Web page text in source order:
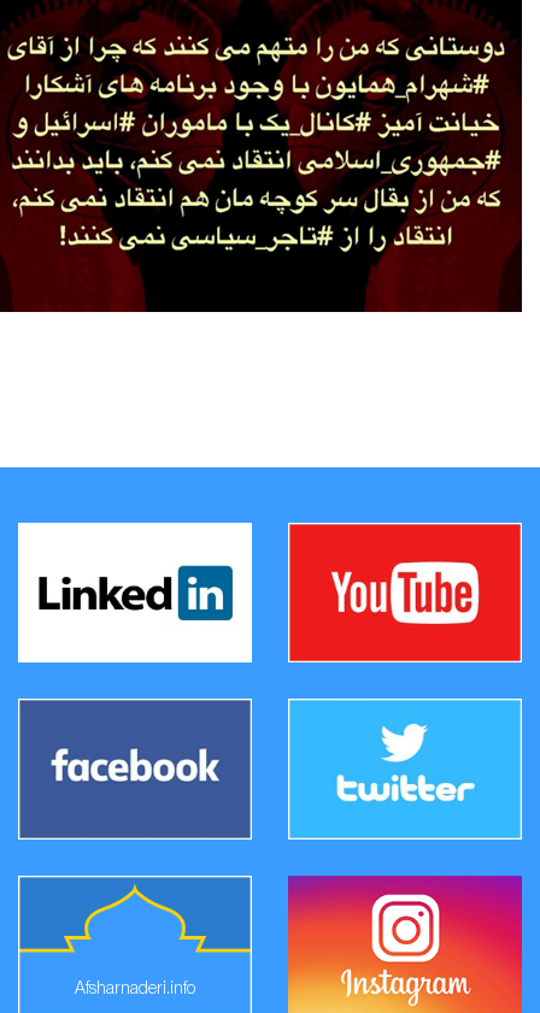
Afsharnaderi.info